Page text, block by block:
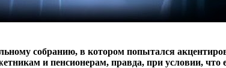
собранию, в котором попытался
и пенсионерам, правда, при условии,